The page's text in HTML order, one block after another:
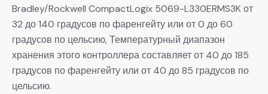
Bradley/Rockwell CompactLogix 5069-L330ERMS3K от
32 до 140 градусов по фаренгейту или от 0 до 60
градусов по цельсию, Температурный диапазон
хранения этого контроллера составляет от 40 до 185
градусов по фаренгейту или от 40 до 85 градусов по
цельсию.